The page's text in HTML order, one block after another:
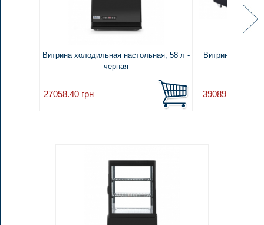
Витрина холодильная настольная, 58 л -
черная
27058.40 грн
Витрина
39089.40